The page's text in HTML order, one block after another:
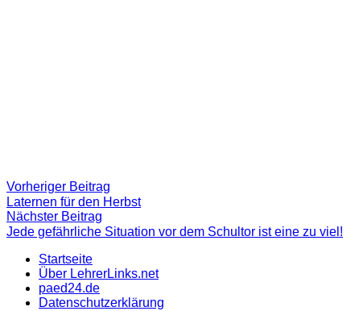
Beitragsnavigation
Vorheriger Beitrag
Beitrag:
Laternen für den Herbst
Nächster Beitrag
Beitrag
Jede gefährliche Situation vor dem Schultor ist eine zu viel!
Startseite
Über LehrerLinks.net
paed24.de
Datenschutzerklärung